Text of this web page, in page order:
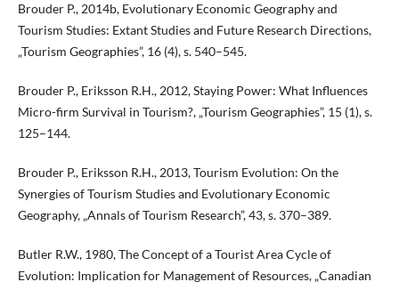
Brouder P., 2014b, Evolutionary Economic Geography and
Tourism Studies: Extant Studies and Future Research Directions,
„Tourism Geographies”, 16 (4), s. 540–545.
Brouder P., Eriksson R.H., 2012, Staying Power: What Influences
Micro-firm Survival in Tourism?, „Tourism Geographies”, 15 (1), s.
125–144.
Brouder P., Eriksson R.H., 2013, Tourism Evolution: On the
Synergies of Tourism Studies and Evolutionary Economic
Geography, „Annals of Tourism Research”, 43, s. 370–389.
Butler R.W., 1980, The Concept of a Tourist Area Cycle of
Evolution: Implication for Management of Resources, „Canadian